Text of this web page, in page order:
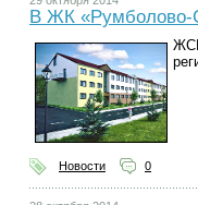
В ЖК «Румболово-
Новости 0